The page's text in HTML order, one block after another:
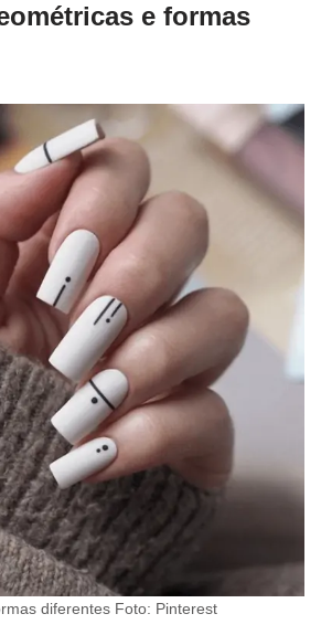
e formas
diferentes Foto: Pinterest